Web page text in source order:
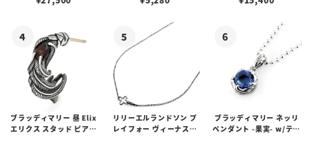
ブスタークラスプ＆LTロ
ブラッディマリー 昼 Elix
エリクス スタッド ピアス
リリーエルランドソン プ
レイフォー ヴィーナスチ
ブラッディマリー ネッリ
ペンダント -果実- w/ティ